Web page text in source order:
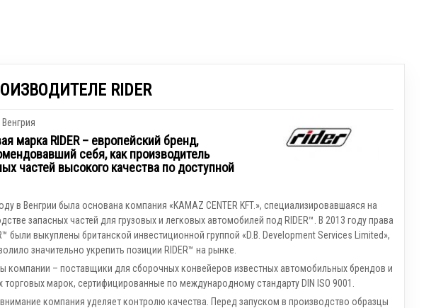
RIDER
Венгрия
марка RIDER – европейский бренд,
себя, как производитель
частей высокого качества по доступной
в Венгрии была основана компания «KAMAZ CENTER KFT.», специализировавшаяся на
запасных частей для грузовых и легковых автомобилей под RIDER™. В 2013 году права
были выкуплены британской инвестиционной группой «D.B. Development Services Limited»,
значительно укрепить позиции RIDER™ на рынке.
компании – поставщики для сборочных конвейеров известных автомобильных брендов и
торговых марок, сертифицированные по международному стандарту DIN ISO 9001.
компания уделяет контролю качества. Перед запуском в производство образцы